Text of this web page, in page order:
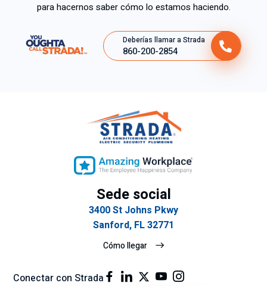
para hacernos saber cómo lo estamos haciendo.
Deberías llamar a Strada
860-200-2854
Sede social
3400 St Johns Pkwy
Sanford, FL 32771
Cómo llegar
Conectar con Strada